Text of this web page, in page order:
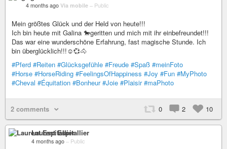
4 months ago Via mobile – Public
Mein größtes Glück und der Held von heute!!!
Ich bin heute mit Galina 🐎geritten und mich mit ihr einbefreundet!!!
Das war eine wunderschöne Erfahrung, fast magische Stunde. Ich
bin überglücklich!!!☺️💞🐴
#Pferd #Reiten #Glücksgefühle #Freude #Spaß #meinFoto
#Horse #HorseRiding #FeelingsOfHappiness #Joy #Fun #MyPhoto
#Cheval #Équitation #Bonheur #Joie #Plaisir #maPhoto
2 comments 0 2 10
Laurent Espitallier
4 months ago – Public